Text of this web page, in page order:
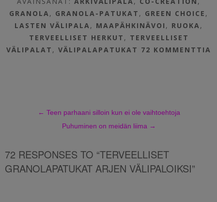
GRANOLA, GRANOLA-PATUKAT , GREEN CHOICE ,
LASTEN VÄLIPALA, MAAPÄHKINÄVOI , RUOKA,
TERVEELLISET HERKUT , TERVEELLISET
VÄLIPALAT ,VÄLIPALAPATUKAT 72 KOMMENTTIA
← Teen parhaani silloin kun ei ole vaihtoehtoja
Puhuminen on meidän liima →
72 RESPONSES TO “TERVEELLISET
GRANOLAPATUKAT ARJEN VÄLIPALOIKSI”